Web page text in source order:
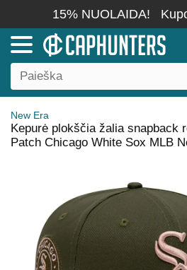
15% NUOLAIDA!
New Era
Kepurė plokščia žalia snapback
Patch Chicago White Sox MLB